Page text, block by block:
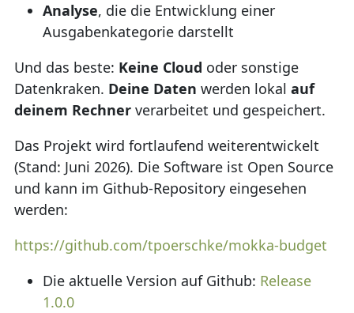
Analyse, die die Entwicklung einer
Ausgabenkategorie darstellt
Und das beste: Keine Cloud oder sonstige
Datenkraken. Deine Daten werden lokal auf
deinem Rechner verarbeitet und gespeichert.
Das Projekt wird fortlaufend weiterentwickelt
(Stand: Juni 2026). Die Software ist Open Source
und kann im Github-Repository eingesehen
werden:
https://github.com/tpoerschke/mokka-budget
Die aktuelle Version auf Github: Release
1.0.0